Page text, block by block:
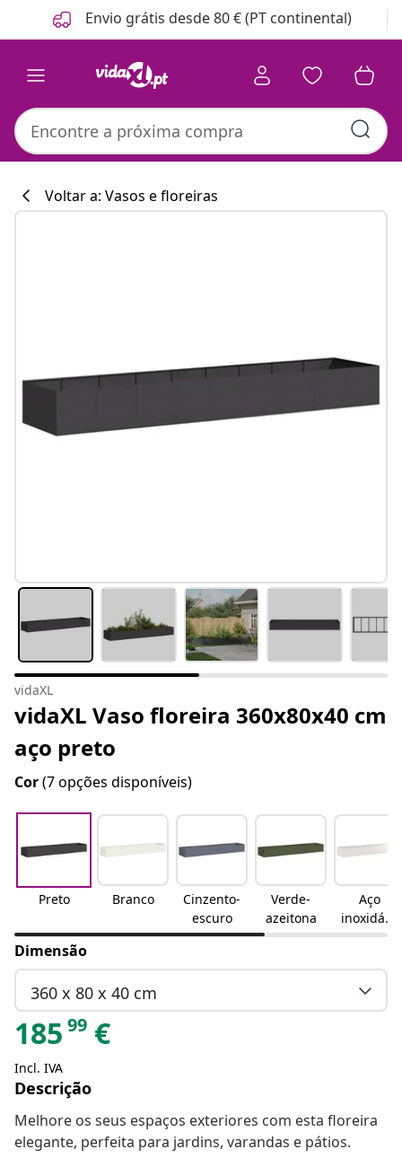
Anterior
Seguinte Envio grátis desde 80 € (PT continental)
Voltar a: Vasos e floreiras
vidaXL
vidaXL Vaso floreira 360x80x40 cm
aço preto
Cor(7 opções disponíveis)
Preto Branco
Cinzento-
escuro
Verde-
azeitona
Aço
inoxidáve
l
Dimensão
360 x 80 x 40 cm
185 99 €
Incl. IVA
Descrição
Melhore os seus espaços exteriores com esta floreira
elegante, perfeita para jardins, varandas e pátios.